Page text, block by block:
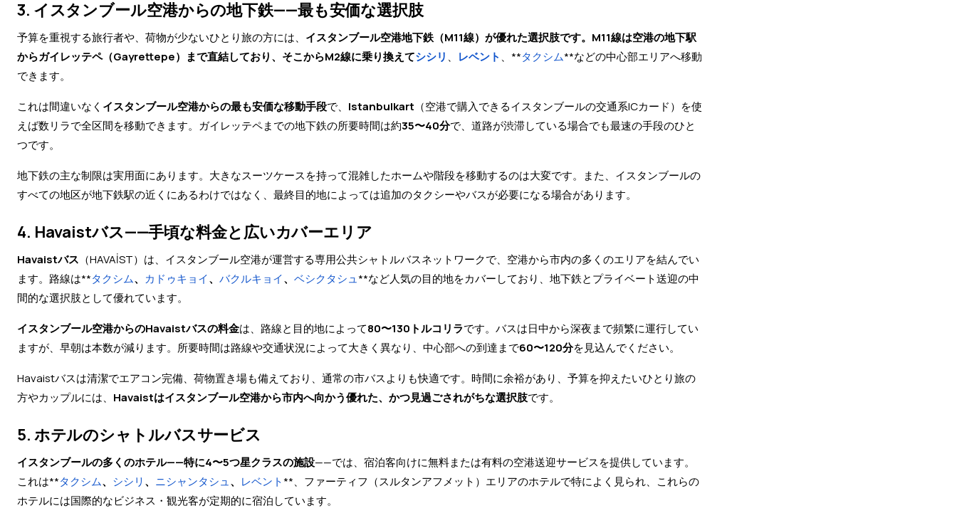
3. イスタンブール空港からの地下鉄——最も安価な選択肢
予算を重視する旅行者や、荷物が少ないひとり旅の方には、 イスタンブール空港地下鉄（M11線）が優れた選択肢です。M11線は空港の地下駅
からガイレッテペ（Gayrettepe）まで直結しており、そこからM2線に乗り換えてシシリ 、 レベント 、**タクシム**などの中心部エリアへ移動
できます。
これは間違いなく イスタンブール空港からの最も安価な移動手段で、 Istanbulkart （空港で購入できるイスタンブールの交通系ICカード）を使
えば数リラで全区間を移動できます。ガイレッテペまでの地下鉄の所要時間は約35〜40分で、道路が渋滞している場合でも最速の手段のひと
つです。
地下鉄の主な制限は実用面にあります。大きなスーツケースを持って混雑したホームや階段を移動するのは大変です。また、イスタンブールの
すべての地区が地下鉄駅の近くにあるわけではなく、最終目的地によっては追加のタクシーやバスが必要になる場合があります。
4. Havaistバス——手頃な料金と広いカバーエリア
Havaistバス （HAVAİST）は、イスタンブール空港が運営する専用公共シャトルバスネットワークで、空港から市内の多くのエリアを結んでい
ます。路線は**タクシム、 カドゥキョイ、 バクルキョイ、 ベシクタシュ**など人気の目的地をカバーしており、地下鉄とプライベート送迎の中
間的な選択肢として優れています。
イスタンブール空港からのHavaistバスの料金は、路線と目的地によって80〜130トルコリラです。バスは日中から深夜まで頻繁に運行してい
ますが、早朝は本数が減ります。所要時間は路線や交通状況によって大きく異なり、中心部への到達まで60〜120分を見込んでください。
Havaistバスは清潔でエアコン完備、荷物置き場も備えており、通常の市バスよりも快適です。時間に余裕があり、予算を抑えたいひとり旅の
方やカップルには、 Havaistはイスタンブール空港から市内へ向かう優れた、かつ見過ごされがちな選択肢です。
5. ホテルのシャトルバスサービス
イスタンブールの多くのホテル——特に4〜5つ星クラスの施設——では、宿泊客向けに無料または有料の空港送迎サービスを提供しています。
これは**タクシム、 シシリ 、 ニシャンタシュ、 レベント**、ファーティフ（スルタンアフメット）エリアのホテルで特によく見られ、これらの
ホテルには国際的なビジネス・観光客が定期的に宿泊しています。